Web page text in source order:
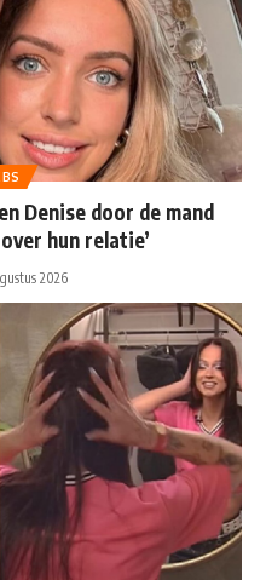
Denise door de mand
hun relatie’
2026